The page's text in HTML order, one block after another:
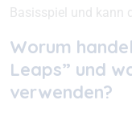
Basisspiel und kann
Worum
Leaps” und
verwenden?